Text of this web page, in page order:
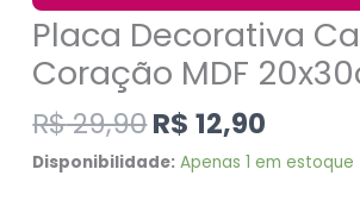
Placa Decorativa
Coração MDF
R$29,90R$ 12,90
Disponibilidade: Apenas 1 em estoque